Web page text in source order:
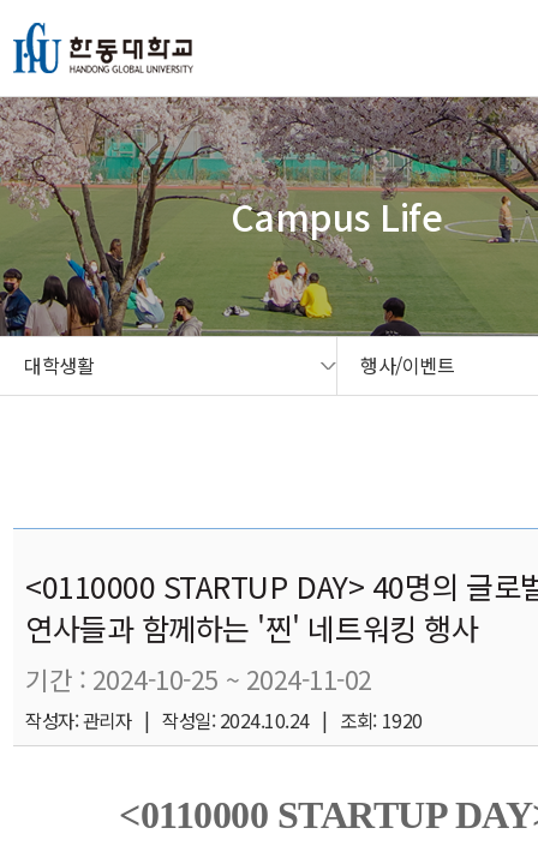
Campus Life
대학생활 행사/이벤트
<0110000 STARTUP DAY> 40명의 글로
연사들과 함께하는 '찐' 네트워킹 행사
기간 : 2024-10-25 ~ 2024-11-02
작성자: 관리자 | 작성일: 2024.10.24 | 조회: 1920
<0110000 STARTUP